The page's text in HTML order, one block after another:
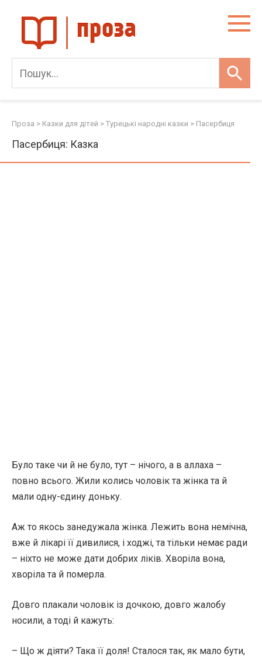
content
Проза > Казки для дітей > Турецькі народні казки > Пасербиця
Пасербиця: Казка
Було таке чи й не було, тут – нічого, а в аллаха –
повно всього. Жили колись чоловік та жінка та й
мали одну-єдину доньку.
Аж то якось занедужала жінка. Лежить вона немічна,
вже й лікарі її дивилися, і ходжі, та тільки немає ради
– ніхто не може дати добрих ліків. Хворіла вона,
хворіла та й померла.
Довго плакали чоловік із дочкою, довго жалобу
носили, а тоді й кажуть:
– Що ж діяти? Така її доля! Сталося так, як мало бути,